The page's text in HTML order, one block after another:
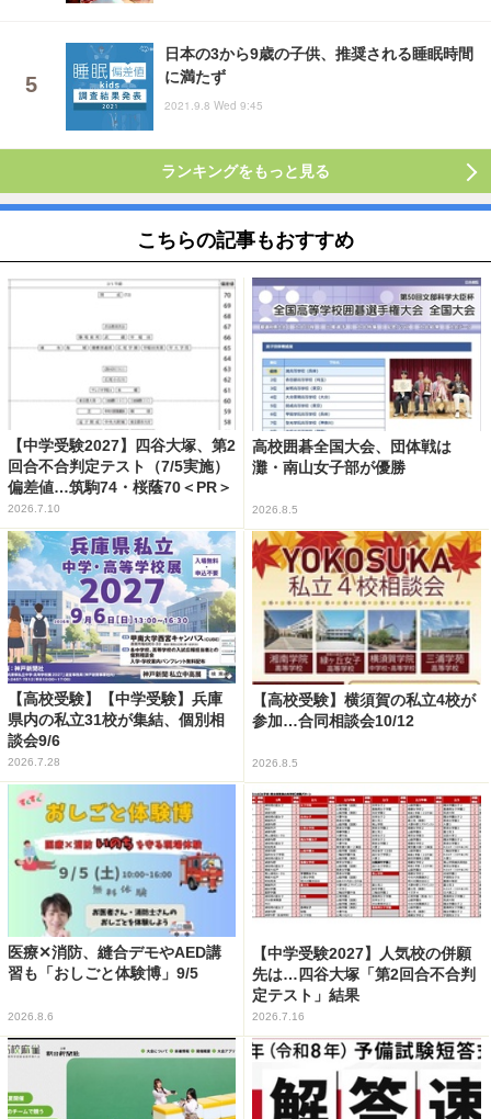
日本の3から9歳の子供、推奨される睡眠時間
に満たず
2021.9.8 Wed 9:45
ランキングをもっと見る
こちらの記事もおすすめ
【中学受験2027】四谷大塚、第2
回合不合判定テスト（7/5実施）
偏差値…筑駒74・桜蔭70＜PR＞
2026.7.10
高校囲碁全国大会、団体戦は
灘・南山女子部が優勝
2026.8.5
【高校受験】【中学受験】兵庫
県内の私立31校が集結、個別相
談会9/6
2026.7.28
【高校受験】横須賀の私立4校が
参加…合同相談会10/12
2026.8.5
医療✕消防、縫合デモやAED講
習も「おしごと体験博」9/5
2026.8.6
【中学受験2027】人気校の併願
先は…四谷大塚「第2回合不合判
定テスト」結果
2026.7.16